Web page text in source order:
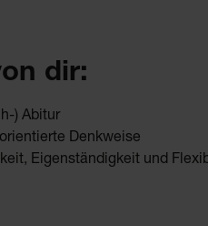
dir:
) Abitur
Denkweise
Eigenständigkeit und